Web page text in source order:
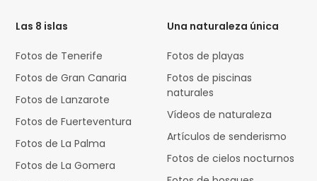
Las 8 islas
Fotos de Tenerife
Fotos de Gran Canaria
Fotos de Lanzarote
Fotos de Fuerteventura
Fotos de La Palma
Fotos de La Gomera
Una naturaleza única
Fotos de playas
Fotos de piscinas
naturales
Vídeos de naturaleza
Artículos de senderismo
Fotos de cielos nocturnos